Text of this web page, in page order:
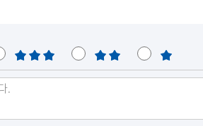
보
통
불
만
매
우